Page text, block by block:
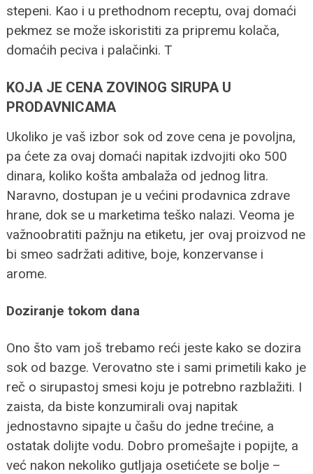
stepeni. Kao i u prethodnom receptu, ovaj domaći
pekmez se može iskoristiti za pripremu kolača,
domaćih peciva i palačinki. T
KOJA JE CENA ZOVINOG SIRUPA U
PRODAVNICAMA
Ukoliko je vaš izbor sok od zove cena je povoljna,
pa ćete za ovaj domaći napitak izdvojiti oko 500
dinara, koliko košta ambalaža od jednog litra.
Naravno, dostupan je u većini prodavnica zdrave
hrane, dok se u marketima teško nalazi. Veoma je
važnoobratiti pažnju na etiketu, jer ovaj proizvod ne
bi smeo sadržati aditive, boje, konzervanse i
arome.
Doziranje tokom dana
Ono što vam još trebamo reći jeste kako se dozira
sok od bazge. Verovatno ste i sami primetili kako je
reč o sirupastoj smesi koju je potrebno razblažiti. I
zaista, da biste konzumirali ovaj napitak
jednostavno sipajte u čašu do jedne trećine, a
ostatak dolijte vodu. Dobro promešajte i popijte, a
već nakon nekoliko gutljaja osetićete se bolje –